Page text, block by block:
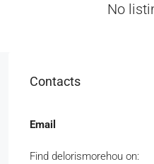
No
Contacts
Email
Find delorismorehou on: